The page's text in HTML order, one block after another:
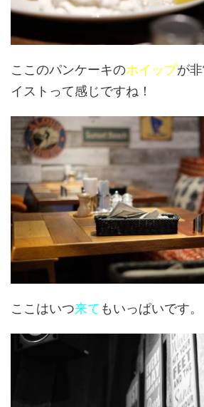
ここのパンケーキのホイップが
イストって感じですね！
ここはいつ来て もいっぱいです。